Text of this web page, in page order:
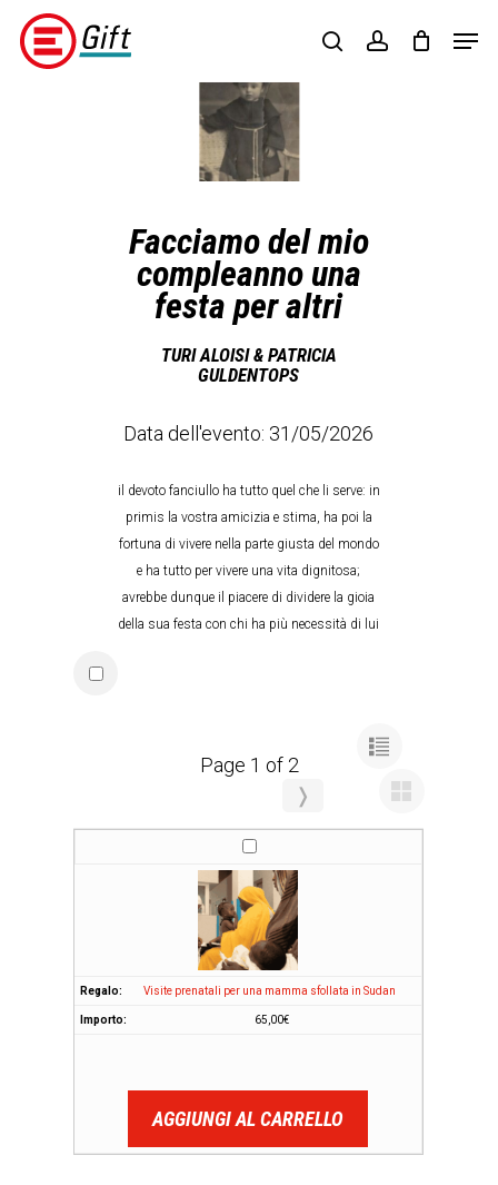
Skip
main
searchaccount
Regalisolidali
(opens
a
tab)
Facciamo del mio
compleanno una
festa per altri
TURI ALOISI & PATRICIA
GULDENTOPS
Data dell'evento: 31/05/2026
il devoto fanciullo ha tutto quel che li serve: in
primis la vostra amicizia e stima, ha poi la
fortuna di vivere nella parte giusta del mondo
e ha tutto per vivere una vita dignitosa;
avrebbe dunque il piacere di dividere la gioia
della sua festa con chi ha più necessità di lui
Page 1 of 2
❭
Visite prenatali per una mamma sfollata in Sudan
65,00€
AGGIUNGI AL CARRELLO